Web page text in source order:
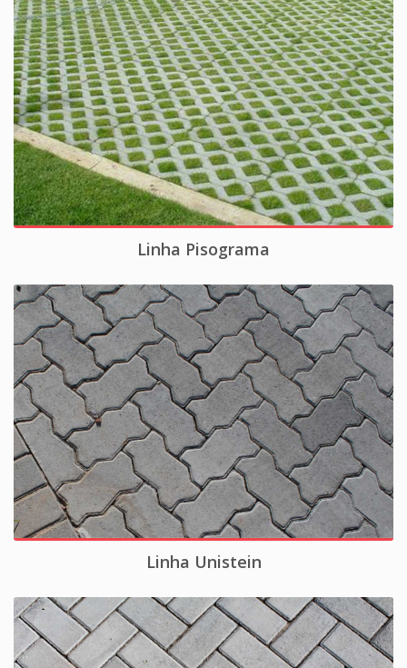
Linha Pisograma
Linha Unistein